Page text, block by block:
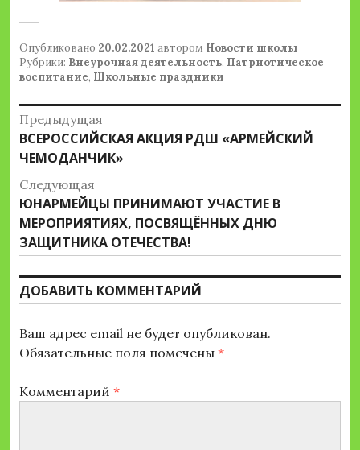
Опубликовано 20.02.2021 автором Новости школы
Рубрики: Внеурочная деятельность, Патриотическое
воспитание, Школьные праздники
Навигация
по
записям
Предыдущая
Предыдущая
запись:
ВСЕРОССИЙСКАЯ АКЦИЯ РДШ «АРМЕЙСКИЙ
ЧЕМОДАНЧИК»
Следующая
Следующая
запись:
ЮНАРМЕЙЦЫ ПРИНИМАЮТ УЧАСТИЕ В
МЕРОПРИЯТИЯХ, ПОСВЯЩЁННЫХ ДНЮ
ЗАЩИТНИКА ОТЕЧЕСТВА!
ДОБАВИТЬ КОММЕНТАРИЙ
Ваш адрес email не будет опубликован.
Обязательные поля помечены *
Комментарий *